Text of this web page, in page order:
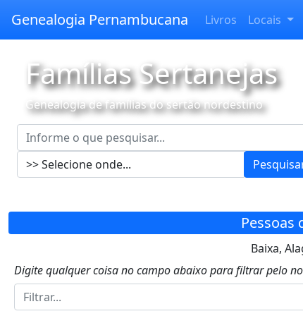
Genealogia Pernambucana Livros Locais
Famílias Sertanejas
Genealogia de famílias do sertão nordestino
Pessoas
Baixa,
Digite qualquer coisa no campo abaixo para filtrar pelo